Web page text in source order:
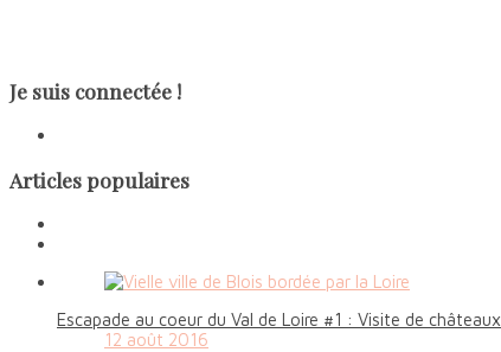
Je suis connectée !
Articles populaires
Escapade au coeur du Val de Loire #1 : Visite de châteaux
12 août 2016